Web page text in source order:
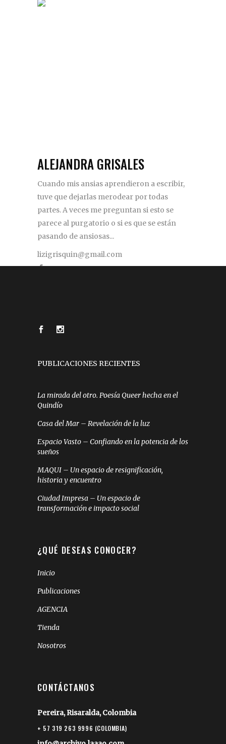
ALEJANDRA GRISALES
Cuando mis ansias aprendieron a escribir,
tuve que dejarlas merodear por todas
partes. A veces me preguntan si esto se
parece al purgatorio o si es que se están
pasando de ansiosas...
lizigrisquin@gmail.com
PUBLICACIONES RECIENTES
La mirada del otro. Poesía Queer hecha en el
Quindío
Casa del Mar – Revelación de la luz
Espacio Vasto – Confiando en la potencia de los
sueños
MAQUI – Un espacio de resignificación,
historia y encuentro
Ciudad Impresa – Un espacio de
transformación e impacto social
¿QUÉ DESEAS CONOCER?
Inicio
Publicaciones
AGENCIA
Tienda
Nosotros
CONTÁCTANOS
Pereira, Risaralda, Colombia
+ 57 319 263 9996 (COLOMBIA)